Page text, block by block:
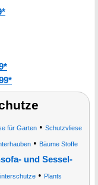
für Garten• Schutzvliese
• Bäume Stoffe
und Sessel-
• Plants